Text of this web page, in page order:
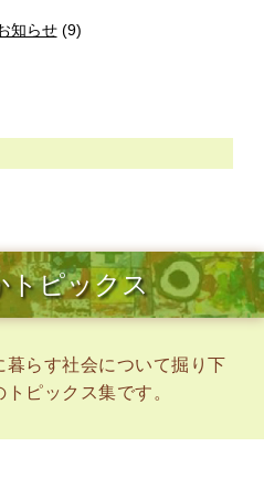
知らせ(9)
トピックス
らす社会について掘り下
ピックス集です。